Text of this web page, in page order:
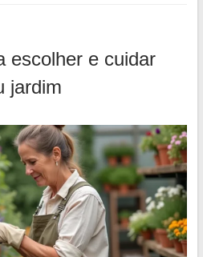
escolher e cuidar
jardim